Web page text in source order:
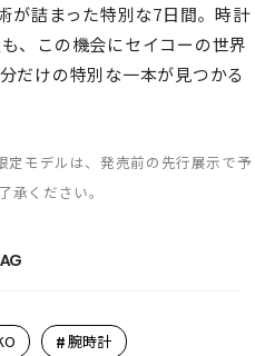
が詰まった特別な7日間。時計
、この機会にセイコーの世界
だけの特別な一本が見つかる
モデルは、発売前の先行展示で予
承ください。
#腕時計